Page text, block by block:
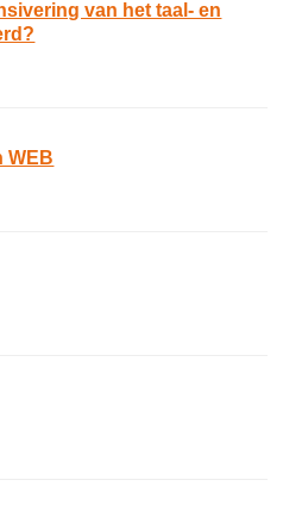
van het taal- en
WEB